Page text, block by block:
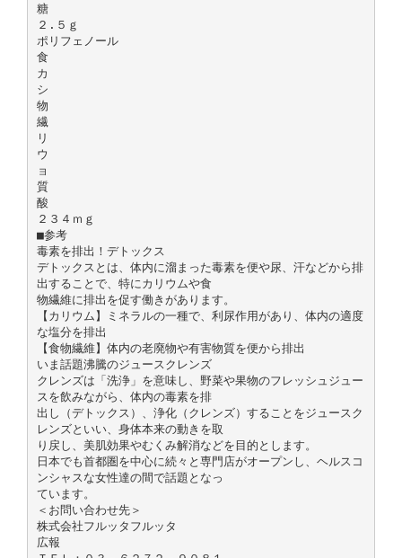
糖
２.５ｇ
ポリフェノール
食
カ
シ
物
繊
リ
ウ
ョ
質
酸
２３４ｍｇ
■参考
毒素を排出！デトックス
デトックスとは、体内に溜まった毒素を便や尿、汗などから排
出することで、特にカリウムや食
物繊維に排出を促す働きがあります。
【カリウム】ミネラルの一種で、利尿作用があり、体内の適度
な塩分を排出
【食物繊維】体内の老廃物や有害物質を便から排出
いま話題沸騰のジュースクレンズ
クレンズは「洗浄」を意味し、野菜や果物のフレッシュジュー
スを飲みながら、体内の毒素を排
出し（デトックス）、浄化（クレンズ）することをジュースク
レンズといい、身体本来の動きを取
り戻し、美肌効果やむくみ解消などを目的とします。
日本でも首都圏を中心に続々と専門店がオープンし、ヘルスコ
ンシャスな女性達の間で話題となっ
ています。
＜お問い合わせ先＞
株式会社フルッタフルッタ
広報